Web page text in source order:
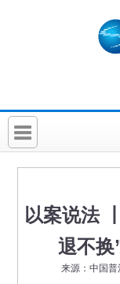
首 页
社科卡片
以案说法
退不换
来源：中国